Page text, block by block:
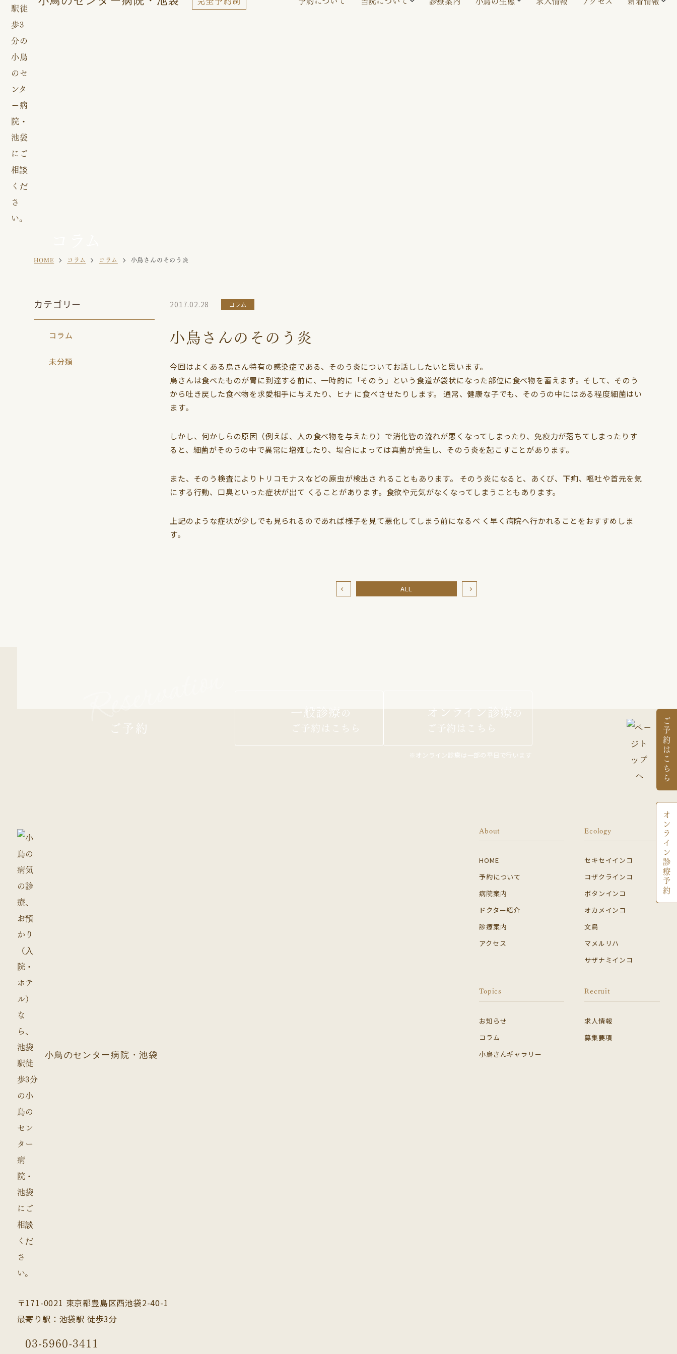
ご予約はこちら
オンライン診療予約
HOME コラム コラム 小鳥さんのそのう炎
カテゴリー
コラム
未分類
2017.02.28 コラム
小鳥さんのそのう炎
今回はよくある鳥さん特有の感染症である、そのう炎についてお話ししたいと思います。
鳥さんは食べたものが胃に到達する前に、一時的に「そのう」という食道が袋状になった部位に食べ物を蓄えます。そして、そのう
から吐き戻した食べ物を求愛相手に与えたり、ヒナ に食べさせたりします。 通常、健康な子でも、そのうの中にはある程度細菌はい
ます。
しかし、何かしらの原因（例えば、人の食べ物を与えたり）で消化管の流れが悪くなってしまったり、免疫力が落ちてしまったりす
ると、細菌がそのうの中で異常に増殖したり、場合によっては真菌が発生し、そのう炎を起こすことがあります。
また、そのう検査によりトリコモナスなどの原虫が検出さ れることもあります。 そのう炎になると、あくび、下痢、嘔吐や首元を気
にする行動、口臭といった症状が出て くることがあります。食欲や元気がなくなってしまうこともあります。
上記のような症状が少しでも見られるのであれば様子を見て悪化してしまう前になるべ く早く病院へ行かれることをおすすめしま
す。
ALL
ご予約
一般診療 の
ご予約はこちら
オンライン診療の
ご予約はこちら
※オンライン診療は一部の平日で行います
小鳥のセンター病院・池袋
〒171-0021 東京都豊島区西池袋2-40-1
最寄り駅：池袋駅 徒歩3分
03-5960-3411
About
HOME
予約について
病院案内
ドクター紹介
診療案内
アクセス
Ecology
セキセイインコ
コザクラインコ
ボタンインコ
オカメインコ
文鳥
マメルリハ
サザナミインコ
Topics
お知らせ
コラム
小鳥さんギャラリー
Recruit
求人情報
募集要項